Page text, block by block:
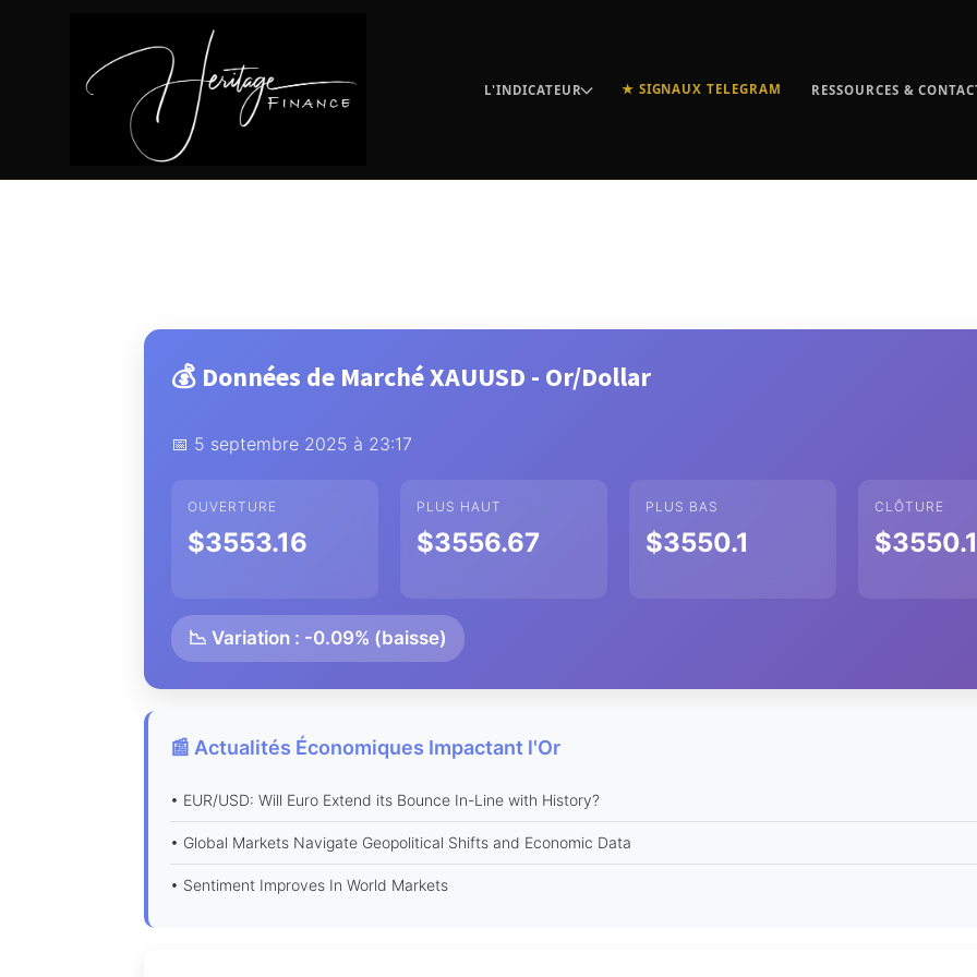
L'INDICATEUR ★ SIGNAUX TELEGRAM RESSOURCES &
💰 Données de Marché XAUUSD - Or/Dollar
📅 5 septembre 2025 à 23:17
OUVERTURE
$3553.16
PLUS HAUT
$3556.67
PLUS BAS
$3550.1
CLÔTURE
$3550.1
📉 Variation : -0.09% (baisse)
📰 Actualités Économiques Impactant l'Or
• EUR/USD: Will Euro Extend its Bounce In-Line with History?
• Global Markets Navigate Geopolitical Shifts and Economic Data
• Sentiment Improves In World Markets